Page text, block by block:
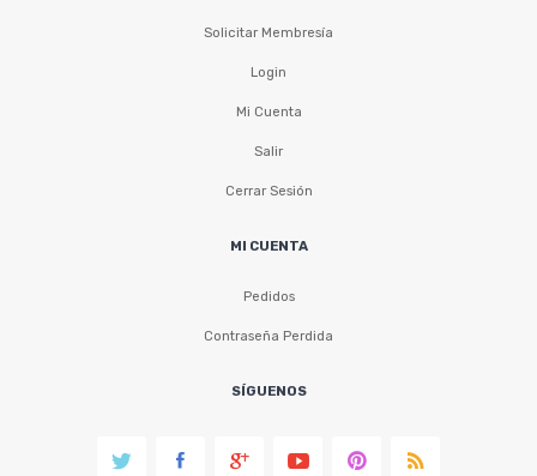
Solicitar Membresía
Login
Mi Cuenta
Salir
Cerrar Sesión
MI CUENTA
Pedidos
Contraseña Perdida
SÍGUENOS